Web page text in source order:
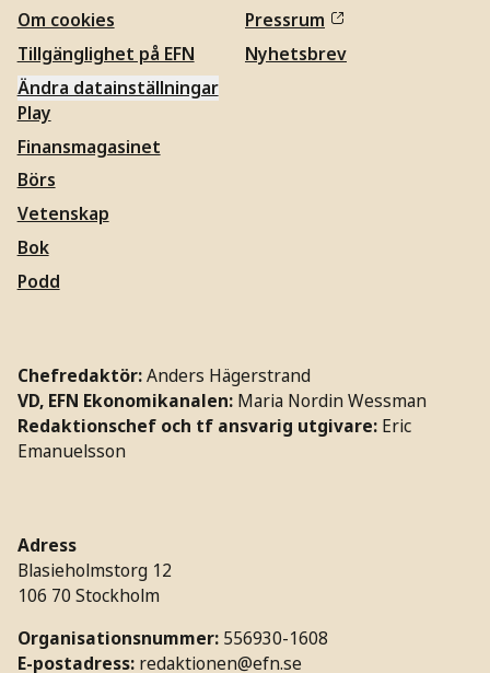
Om cookies
Tillgänglighet på EFN
Ändra datainställningar
Pressrum
Nyhetsbrev
Play
Finansmagasinet
Börs
Vetenskap
Bok
Podd
Chefredaktör:Anders Hägerstrand
VD, EFN Ekonomikanalen: Maria Nordin Wessman
Redaktionschef och tf ansvarig utgivare: Eric
Emanuelsson
Adress
Blasieholmstorg 12
106 70 Stockholm
Organisationsnummer: 556930-1608
E-postadress: redaktionen@efn.se